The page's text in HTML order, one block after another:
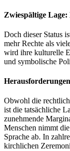
Zwiespältige
Doch dieser Status
mehr Rechte als
wird ihre kulturelle
und symbolische
Obwohl die
ist die tatsächliche
zunehmende
Menschen nimmt
Sprache ab. In
kirchlichen